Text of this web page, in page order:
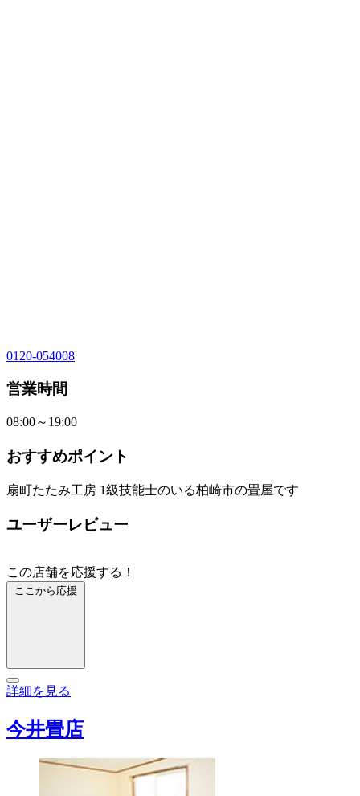
0120-054008
営業時間
08:00～19:00
おすすめポイント
扇町たたみ工房 1級技能士のいる柏崎市の畳屋です
ユーザーレビュー
この店舗を応援する！
ここから応援
詳細を見る
今井畳店